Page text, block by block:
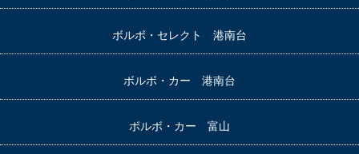
ボルボ・セレクト 港南台
ボルボ・カー 港南台
ボルボ・カー 富山